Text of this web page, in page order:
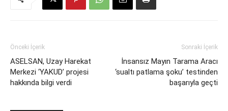
Önceki İçerik
ASELSAN, Uzay Harekat
Merkezi ‘YAKUD’ projesi
hakkında bilgi verdi
Sonraki İçerik
İnsansız Mayın Tarama Aracı
‘sualtı patlama şoku’ testinden
başarıyla geçti